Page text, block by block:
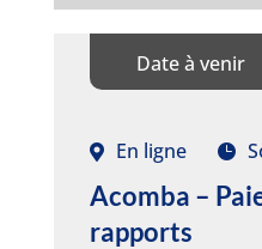
Date à venir
En ligne
Acomba –
rapports